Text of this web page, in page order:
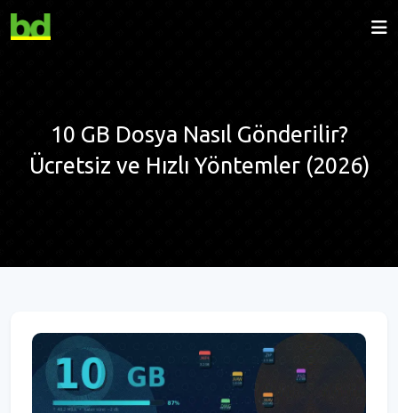
10 GB Dosya Nasıl Gönderilir?
Ücretsiz ve Hızlı Yöntemler (2026)